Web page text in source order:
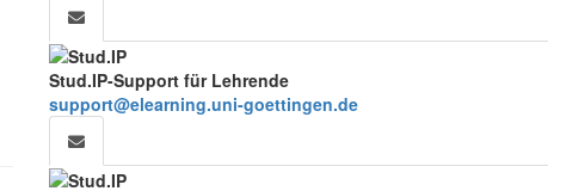
Stud.IP-Support für Lehrende
support@elearning.uni-goettingen.de